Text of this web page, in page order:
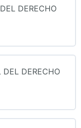
DERECHO
DEL DERECHO